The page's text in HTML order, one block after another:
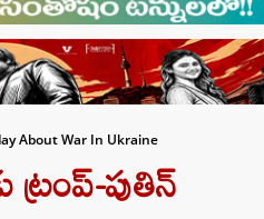
About War In Ukraine
పుతిన్